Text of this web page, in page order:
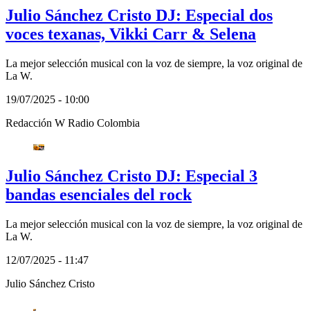
Julio Sánchez Cristo DJ: Especial dos
voces texanas, Vikki Carr & Selena
La mejor selección musical con la voz de siempre, la voz original de
La W.
19/07/2025 - 10:00
Redacción W Radio Colombia
Julio Sánchez Cristo DJ: Especial 3
bandas esenciales del rock
La mejor selección musical con la voz de siempre, la voz original de
La W.
12/07/2025 - 11:47
Julio Sánchez Cristo